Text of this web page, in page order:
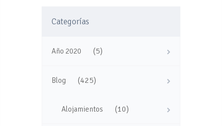
Categorías
Año 2020 (5)
Blog (425)
Alojamientos (10)